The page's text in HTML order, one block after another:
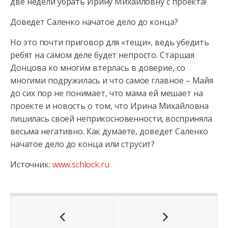
Доведет Саленко начатое дело до конца?
Но это почти приговор для «тещи», ведь убедить
ребят на самом деле будет непросто. Старшая
Донцова ко многим втерлась в доверие, со
многими подружилась и что самое главное – Майя
до сих пор не понимает, что мама ей мешает на
проекте и новость о том, что Ирина Михайловна
лишилась своей неприкосновенности, восприняла
весьма негативно. Как думаете, доведет Саленко
начатое дело до конца или струсит?
Источник: www.schlock.ru